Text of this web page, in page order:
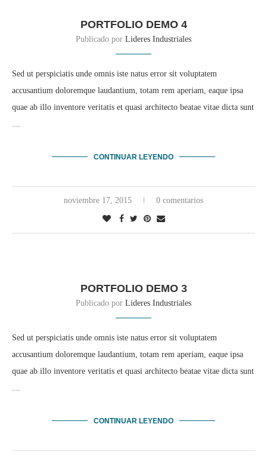
PORTFOLIO DEMO 4
Publicado por Lideres Industriales
Sed ut perspiciatis unde omnis iste natus error sit voluptatem
accusantium doloremque laudantium, totam rem aperiam, eaque ipsa
quae ab illo inventore veritatis et quasi architecto beatae vitae dicta sunt
…
CONTINUAR LEYENDO
noviembre 17, 2015 0 comentarios
PORTFOLIO DEMO 3
Publicado por Lideres Industriales
Sed ut perspiciatis unde omnis iste natus error sit voluptatem
accusantium doloremque laudantium, totam rem aperiam, eaque ipsa
quae ab illo inventore veritatis et quasi architecto beatae vitae dicta sunt
…
CONTINUAR LEYENDO